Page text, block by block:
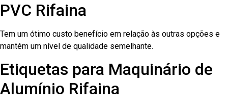
PVC Rifaina
Tem um ótimo custo benefício em relação às outras opções e
mantém um nível de qualidade semelhante.
Etiquetas para Maquinário de
Alumínio Rifaina